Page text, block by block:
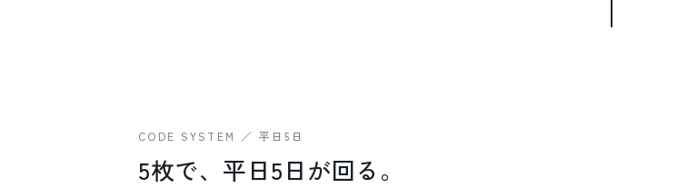
CODE SYSTEM ／ 平日5日
5枚で、平日5日が回る。